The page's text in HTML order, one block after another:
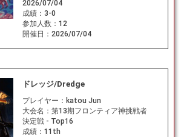
2026/07/04
成績： 3-0
参加人数： 12
開催日： 2026/07/04
ドレッジ/Dredge
プレイヤー： katou Jun
大会名： 第13期フロンティア神挑戦者
決定戦 - Top16
成績： 11th